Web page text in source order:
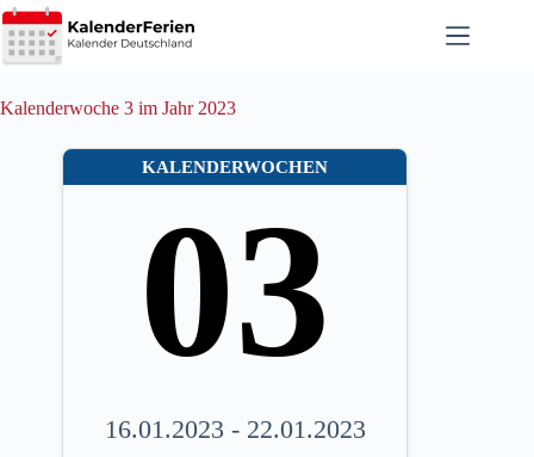
Zum
Inhalt
springen
Kalenderwoche 3 im Jahr 2023
KALENDERWOCHEN
03
16.01.2023 - 22.01.2023